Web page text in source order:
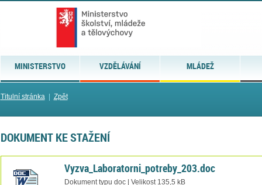
MINISTERSTVO VZDĚLÁVÁNÍ MLÁDEŽ
Titulní stránka| Zpět
DOKUMENT KE STAŽENÍ
Vyzva_Laboratorni_potreby_203.doc
Dokument typu doc | Velikost 135,5 kB